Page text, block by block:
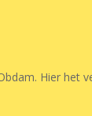
Hier het